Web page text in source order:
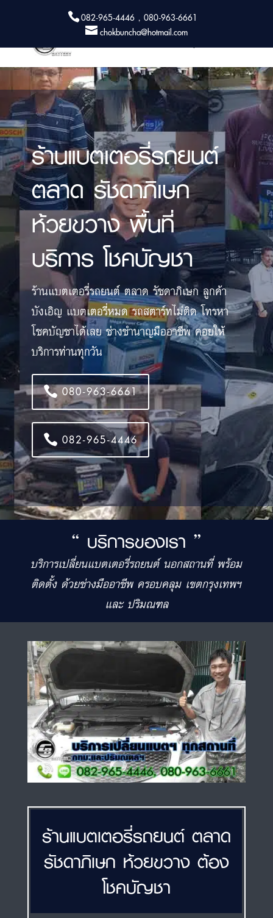
082-965-4446 , 080-963-6661
chokbuncha@hotmail.com
ร้านแบตเตอรี่รถยนต์
ตลาด รัชดาภิเษก
ห้วยขวาง พื้นที่
บริการ โชคบัญชา
ร้านแบตเตอรี่รถยนต์ ตลาด รัชดาภิเษก ลูกค้า
บังเอิญ แบตเตอรี่หมด รถสตาร์ทไม่ติด โทรหา
โชคบัญชาได้เลย ช่างชำนาญมืออาชีพ คอยให้
บริการท่านทุกวัน
080-963-6661
082-965-4446
“ บริการของเรา ”
บริการเปลี่ยนแบตเตอรี่รถยนต์ นอกสถานที่ พร้อม
ติดตั้ง ด้วยช่างมืออาชีพ ครอบคลุม เขตกรุงเทพฯ
และ ปริมณฑล
ร้านแบตเตอรี่รถยนต์ ตลาด
รัชดาภิเษก ห้วยขวาง ต้อง
โชคบัญชา